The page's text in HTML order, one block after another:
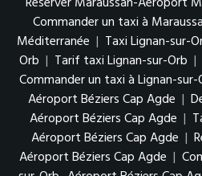
Commander un taxi à
Méditerranée | Taxi Lignan-sur-
Orb | Tarif taxi Lignan-sur-Orb |
Commander un taxi à Lignan-sur-
Aéroport Béziers Cap Agde |
Aéroport Béziers Cap Agde |
Aéroport Béziers Cap Agde |
Aéroport Béziers Cap Agde |